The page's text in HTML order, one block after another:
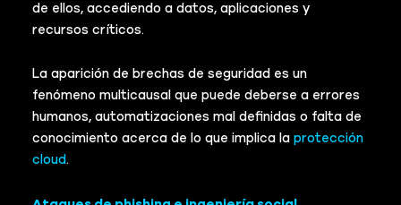
de ellos, accediendo a datos, aplicaciones y
recursos críticos.
La aparición de brechas de seguridad es un
fenómeno multicausal que puede deberse a errores
humanos, automatizaciones mal definidas o falta de
conocimiento acerca de lo que implica laprotección
cloud.